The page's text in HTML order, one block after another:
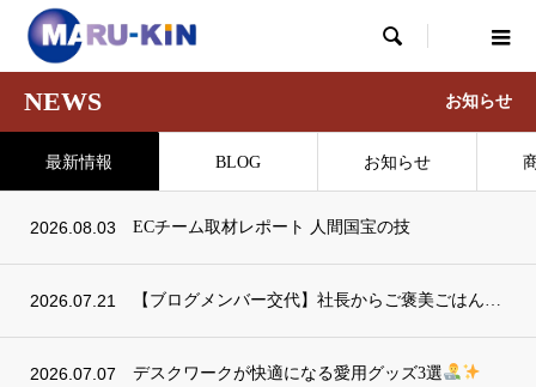

NEWS お知らせ
最新情報 BLOG お知らせ
2026.08.03 ECチーム取材レポート 人間国宝の技
2026.07.21 【ブログメンバー交代】社長からご褒美ごはんをいただきました！
2026.07.07 デスクワークが快適になる愛用グッズ3選